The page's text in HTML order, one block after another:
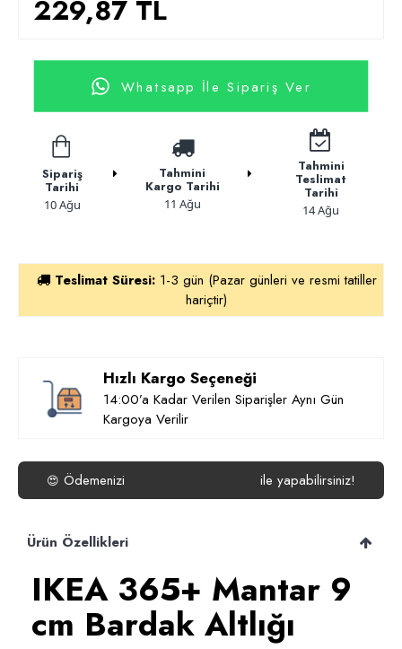
229,87 TL
Whatsapp İle Sipariş Ver
Sipariş
Tarihi
10 Ağu
Tahmini
Kargo Tarihi
11 Ağu
Tahmini
Teslimat
Tarihi
14 Ağu
Teslimat Süresi: 1-3 gün (Pazar günleri ve resmi tatiller
hariçtir)
Hızlı Kargo Seçeneği
14:00’a Kadar Verilen Siparişler Aynı Gün
Kargoya Verilir
😍 Ödemenizi ile yapabilirsiniz!
Ürün Özellikleri
IKEA 365+ Mantar 9
cm Bardak Altlığı